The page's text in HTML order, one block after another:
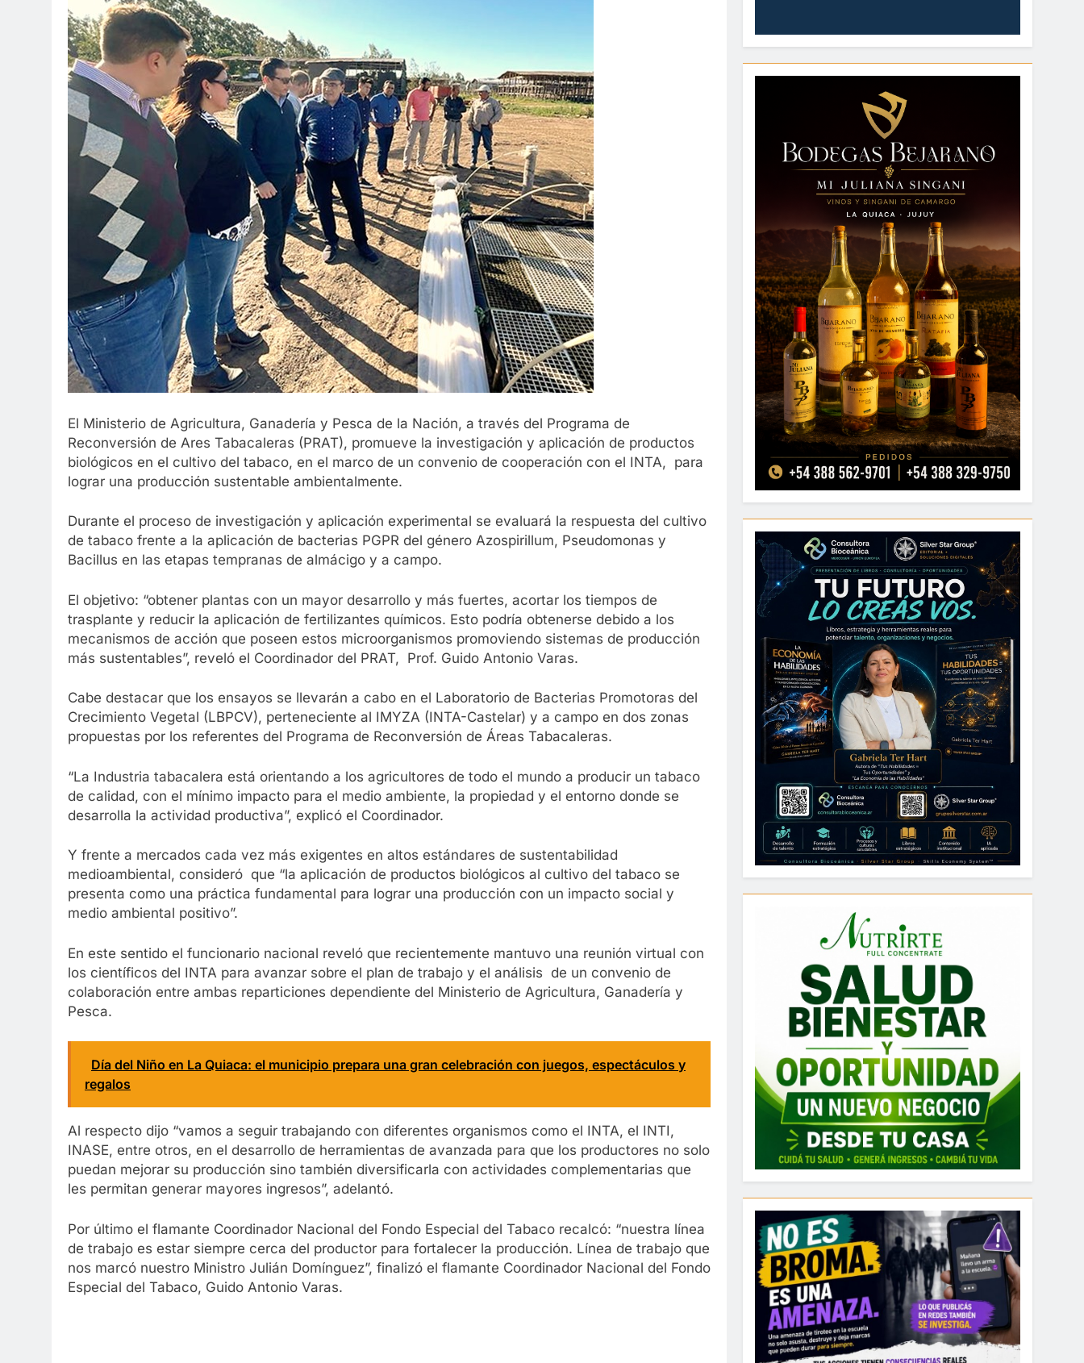
El Ministerio de Agricultura, Ganadería y Pesca de la Nación, a través del Programa de
Reconversión de Ares Tabacaleras (PRAT), promueve la investigación y aplicación de productos
biológicos en el cultivo del tabaco, en el marco de un convenio de cooperación con el INTA, para
lograr una producción sustentable ambientalmente.
Durante el proceso de investigación y aplicación experimental se evaluará la respuesta del cultivo
de tabaco frente a la aplicación de bacterias PGPR del género Azospirillum, Pseudomonas y
Bacillus en las etapas tempranas de almácigo y a campo.
El objetivo: “obtener plantas con un mayor desarrollo y más fuertes, acortar los tiempos de
trasplante y reducir la aplicación de fertilizantes químicos. Esto podría obtenerse debido a los
mecanismos de acción que poseen estos microorganismos promoviendo sistemas de producción
más sustentables”, reveló el Coordinador del PRAT, Prof. Guido Antonio Varas.
Cabe destacar que los ensayos se llevarán a cabo en el Laboratorio de Bacterias Promotoras del
Crecimiento Vegetal (LBPCV), perteneciente al IMYZA (INTA-Castelar) y a campo en dos zonas
propuestas por los referentes del Programa de Reconversión de Áreas Tabacaleras.
“La Industria tabacalera está orientando a los agricultores de todo el mundo a producir un tabaco
de calidad, con el mínimo impacto para el medio ambiente, la propiedad y el entorno donde se
desarrolla la actividad productiva”, explicó el Coordinador.
Y frente a mercados cada vez más exigentes en altos estándares de sustentabilidad
medioambiental, consideró que “la aplicación de productos biológicos al cultivo del tabaco se
presenta como una práctica fundamental para lograr una producción con un impacto social y
medio ambiental positivo”.
En este sentido el funcionario nacional reveló que recientemente mantuvo una reunión virtual con
los científicos del INTA para avanzar sobre el plan de trabajo y el análisis de un convenio de
colaboración entre ambas reparticiones dependiente del Ministerio de Agricultura, Ganadería y
Pesca.
Día del Niño en La Quiaca: el municipio prepara una gran celebración con juegos, espectáculos y
regalos
Al respecto dijo “vamos a seguir trabajando con diferentes organismos como el INTA, el INTI,
INASE, entre otros, en el desarrollo de herramientas de avanzada para que los productores no solo
puedan mejorar su producción sino también diversificarla con actividades complementarias que
les permitan generar mayores ingresos”, adelantó.
Por último el flamante Coordinador Nacional del Fondo Especial del Tabaco recalcó: “nuestra línea
de trabajo es estar siempre cerca del productor para fortalecer la producción. Línea de trabajo que
nos marcó nuestro Ministro Julián Domínguez”, finalizó el flamante Coordinador Nacional del Fondo
Especial del Tabaco, Guido Antonio Varas.